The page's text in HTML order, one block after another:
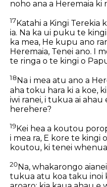
noho ana a Heremaia ki
17 Katahi a Kingi Terekia
ia. Na ka ui puku te
ka mea, He kupu ano
Heremaia, Tenei ano. I
te ringa o te kingi o
18 Na i mea atu ano a
aha toku hara ki a koe,
iwi ranei, i tukua ai
herehere?
19Kei hea a koutou
i mea ra, E kore te kingi
koutou, ki tenei
20 Na, whakarongo
tukua atu koa taku inoi